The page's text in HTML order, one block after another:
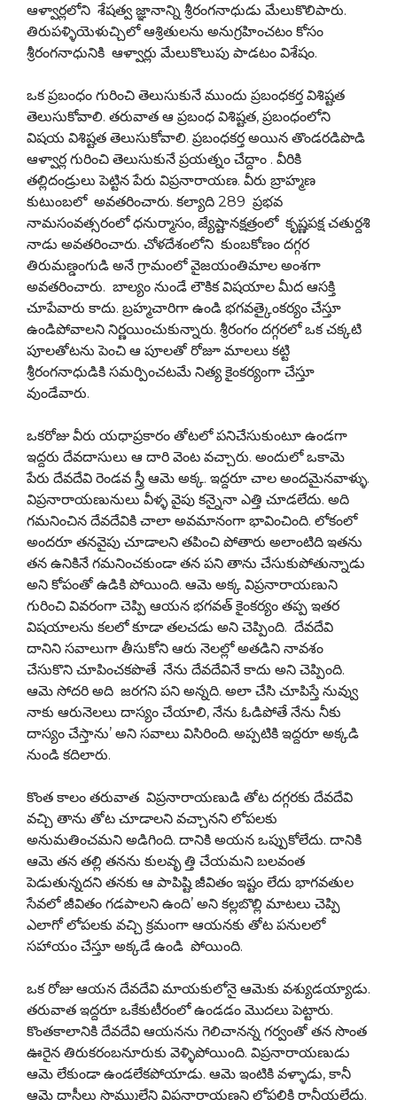
ఆళ్వార్లలోని శేషత్వ జ్ఞానాన్ని శ్రీరంగనాధుడు మేలుకొలిపారు.
తిరుపళ్ళియెళుచ్చిలో ఆశ్రితులను అనుగ్రహించటం కోసం
శ్రీరంగనాధునికి ఆళ్వార్లు మేలుకొలుపు పాడటం విశేషం.
ఒక ప్రబంధం గురించి తెలుసుకునే ముందు ప్రబంధకర్త విశిష్టత
తెలుసుకోవాలి. తరువాత ఆ ప్రబంధ విశిష్టత, ప్రబంధంలోని
విషయ విశిష్టత తెలుసుకోవాలి. ప్రబంధకర్త అయిన తొండరడిపొడి
ఆళ్వార్ల గురించి తెలుసుకునే ప్రయత్నం చేద్దాం . వీరికి
తల్లిదండ్రులు పెట్టిన పేరు విప్రనారాయణ. వీరు బ్రాహ్మణ
కుటుంబలో అవతరించారు. కల్యాది 289 ప్రభవ
నామసంవత్సరంలో ధనుర్మాసం, జ్యేష్టానక్షత్రంలో కృష్ణపక్ష చతుర్దశి
నాడు అవతరించారు. చోళదేశంలోని కుంబకోణం దగ్గర
తిరుమణ్డంగుడి అనే గ్రామంలో వైజయంతిమాల అంశగా
అవతరించారు. బాల్యం నుండే లౌకిక విషయాల మీద ఆసక్తి
చూపేవారు కాదు. బ్రహ్మచారిగా ఉండి భగవత్కైంకర్యం చేస్తూ
ఉండిపోవాలని నిర్ణయించుకున్నారు. శ్రీరంగం దగ్గరలో ఒక చక్కటి
పూలతోటను పెంచి ఆ పూలతో రోజూ మాలలు కట్టి
శ్రీరంగనాధుడికి సమర్పించటమే నిత్య కైంకర్యంగా చేస్తూ
వుండేవారు.
ఒకరోజు వీరు యధాప్రకారం తోటలో పనిచేసుకుంటూ ఉండగా
ఇద్దరు దేవదాసులు ఆ దారి వెంట వచ్చారు. అందులో ఒకామె
పేరు దేవదేవి రెండవ స్త్రీ ఆమె అక్క. ఇద్దరూ చాల అందమైనవాళ్ళు.
విప్రనారాయణునులు వీళ్ళ వైపు కన్నైనా ఎత్తి చూడలేదు. అది
గమనించిన దేవదేవికి చాలా అవమానంగా భావించింది. లోకంలో
అందరూ తనవైపు చూడాలని తపించి పోతారు అలాంటిది ఇతను
తన ఉనికినే గమనించకుండా తన పని తాను చేసుకుపోతున్నాడు
అని కోపంతో ఉడికి పోయింది. ఆమె అక్క విప్రనారాయణుని
గురించి వివరంగా చెప్పి ఆయన భగవత్ కైంకర్యం తప్ప ఇతర
విషయాలను కలలో కూడా తలచడు అని చెప్పింది. దేవదేవి
దానిని సవాలుగా తీసుకోని ఆరు నెలల్లో అతడిని నావశం
చేసుకొని చూపించకపొతే నేను దేవదేవినే కాదు అని చెప్పింది.
ఆమె సోదరి అది జరగని పని అన్నది. అలా చేసి చూపిస్తే నువ్వు
నాకు ఆరునెలలు దాస్యం చేయాలి, నేను ఓడిపోతే నేను నీకు
దాస్యం చేస్తాను’ అని సవాలు విసిరింది. అప్పటికి ఇద్దరూ అక్కడి
నుండి కదిలారు.
కొంత కాలం తరువాత విప్రనారాయణుడి తోట దగ్గరకు దేవదేవి
వచ్చి తాను తోట చూడాలని వచ్చానని లోపలకు
అనుమతించమని అడిగింది. దానికి అయన ఒప్పుకోలేదు. దానికి
ఆమె తన తల్లి తనను కులవృ త్తి చేయమని బలవంత
పెడుతున్నదని తనకు ఆ పాపిష్టి జీవితం ఇష్టం లేదు భాగవతుల
సేవలో జీవితం గడపాలని ఉంది’ అని కల్లబొల్లి మాటలు చెప్పి
ఎలాగో లోపలకు వచ్చి క్రమంగా ఆయనకు తోట పనులలో
సహాయం చేస్తూ అక్కడే ఉండి పోయింది.
ఒక రోజు ఆయన దేవదేవి మాయకులోనై ఆమెకు వశ్యుడయ్యాడు.
తరువాత ఇద్దరూ ఒకేకుటీరంలో ఉండడం మొదలు పెట్టారు.
కొంతకాలానికి దేవదేవి ఆయనను గెలిచానన్న గర్వంతో తన సొంత
ఊరైన తిరుకరంబనూరుకు వెళ్ళిపోయింది. విప్రనారాయణుడు
ఆమె లేకుండా ఉండలేకపోయాడు. ఆమె ఇంటికి వళ్ళాడు, కానీ
ఆమె దాసీలు సొమ్ములేని విప్రనారాయణని లోపలికి రానీయలేదు.